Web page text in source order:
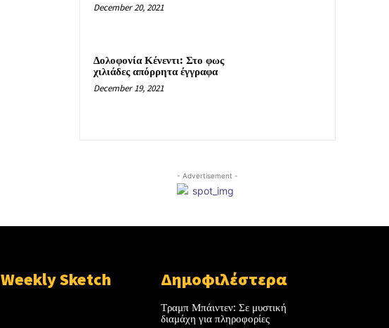
December 20, 2021
Δολοφονία Κένεντι: Στο φως
χιλιάδες απόρρητα έγγραφα
December 19, 2021
- Advertisement -
Weekly Sketch Δημοφιλέστερα
Τραμπ Μπάιντεν: Σε μυστική
διαμάχη για πληροφορίες